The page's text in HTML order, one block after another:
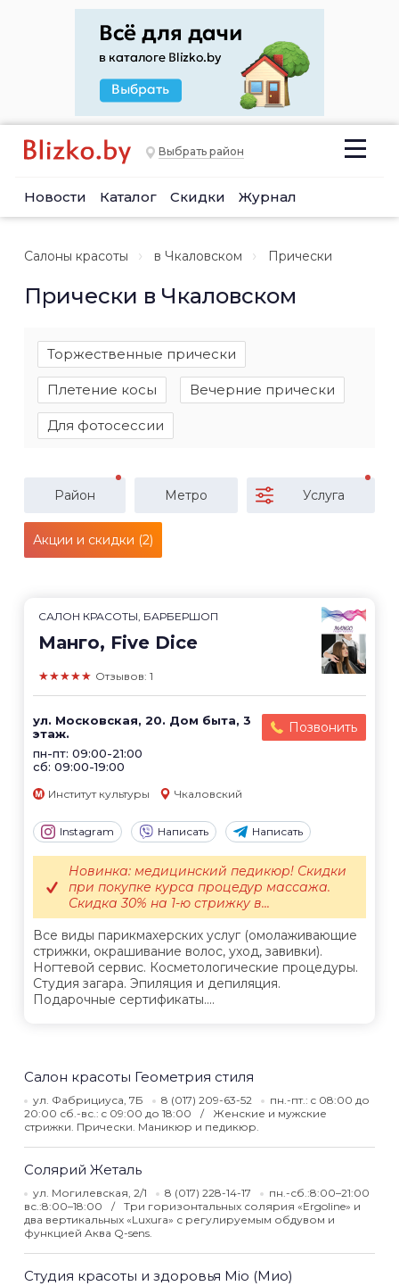
Выбрать район
Новости Каталог Скидки Журнал
Салоны красоты в Чкаловском Прически
Прически в Чкаловском
Торжественные прически
Плетение косы Вечерние прически
Для фотосессии
Район Метро Услуга
Акции и скидки (2)
САЛОН КРАСОТЫ, БАРБЕРШОП
Манго, Five Dice
★★★★★ Отзывов: 1
ул. Московская, 20. Дом быта, 3
этаж.
пн-пт: 09:00-21:00
сб: 09:00-19:00
Позвонить
Институт культуры Чкаловский
Instagram Написать Написать
Все виды парикмахерских услуг (омолаживающие
стрижки, окрашивание волос, уход, завивки).
Ногтевой сервис. Косметологические процедуры.
Студия загара. Эпиляция и депиляция.
Подарочные сертификаты....
Новинка: медицинский педикюр! Скидки
при покупке курса процедур массажа.
Скидка 30% на 1-ю стрижку в...
Салон красоты Геометрия стиля
ул. Фабрициуса, 7Б 8 (017) 209-63-52
пн.-пт.: c 08:00 до
20:00 сб.-вс.: c 09:00 до 18:00
Женские и мужские
стрижки. Прически. Маникюр и педикюр.
Солярий Жеталь
ул. Могилевская, 2/1 8 (017) 228-14-17
пн.-сб.:8:00–21:00
вс.:8:00–18:00
Три горизонтальных солярия «Ergoline» и
два вертикальных «Luxura» с регулируемым обдувом и
функцией Аква Q-sens.
Студия красоты и здоровья Mio (Мио)